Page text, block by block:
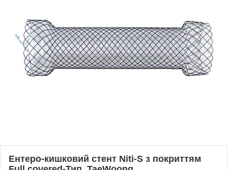
Ентеро-кишковий стент Niti-S з покриттям